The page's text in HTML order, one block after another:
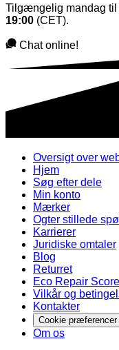
Tilgængelig mandag til
19:00 (CET).
Chat online!
Oversigt over
Hjem
Søg efter dele
Min konto
Mærker
Ogter stillede
Karrierer
Juridiske omtaler
Blog
Returret
Eco Repair
Vilkår og
Kontakter
Cookie præferencer
Om os